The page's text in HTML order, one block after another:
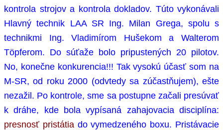
kontrola strojov a kontrola dokladov. Túto vykonávali
Hlavný technik LAA SR Ing. Milan Grega, spolu s
technikmi Ing. Vladimírom Hušekom aWalterom
Töpferom. Do súťaže bolo pripustených 20 pilotov.
No, konečne konkurencia!!! Tak vysokú účasť som na
M-SR, od roku 2000 (odvtedy sa zúčastňujem), ešte
nezažil. Po kontrole, sme sa postupne začali presúvať
k dráhe, kde bola vypísaná zahajovacia disciplína:
presnosť pristátiado vymedzeného boxu. Pristávacie